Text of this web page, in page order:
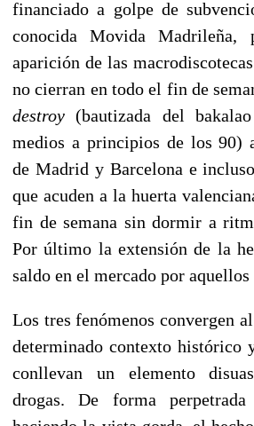
financiado a golpe de
conocida Movida
aparición de las
no cierran en todo el fin de
destroy(bautizada del
medios a principios de los 90)
de Madrid y Barcelona e
que acuden a la huerta
fin de semana sin dormir a
Por último la extensión de la
saldo en el mercado por aquellos
Los tres fenómenos convergen
determinado contexto histórico
conllevan un elemento
drogas. De forma